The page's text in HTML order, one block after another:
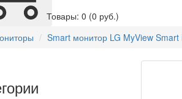
Товары: 0 (0 руб.)
Smart монитор LG MyView